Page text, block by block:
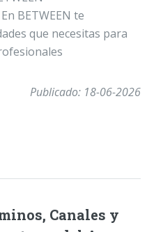
BETWEEN te
que necesitas para
Publicado: 18-06-2026
Canales y